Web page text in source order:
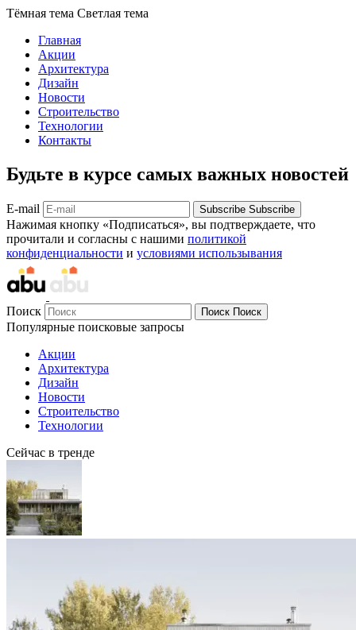
Тёмная тема Светлая тема
Главная
Акции
Архитектура
Дизайн
Новости
Строительство
Технологии
Контакты
Будьте в курсе самых важных новостей
E-mail Subscribe Subscribe
Нажимая кнопку «Подписаться», вы подтверждаете, что
прочитали и согласны с нашими политикой
конфиденциальности и условиями использывания
Поиск Поиск Поиск
Популярные поисковые запросы
Акции
Архитектура
Дизайн
Новости
Строительство
Технологии
Сейчас в тренде